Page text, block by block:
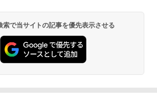
で当サイトの記事を優先表示させる